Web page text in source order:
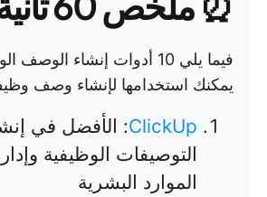
فيما يلي 10 أدوات إنشاء
يمكنك استخدامها لإنشاء وصف
ClickUp: الأفضل في
التوصيفات الوظيفية
الموارد البشرية